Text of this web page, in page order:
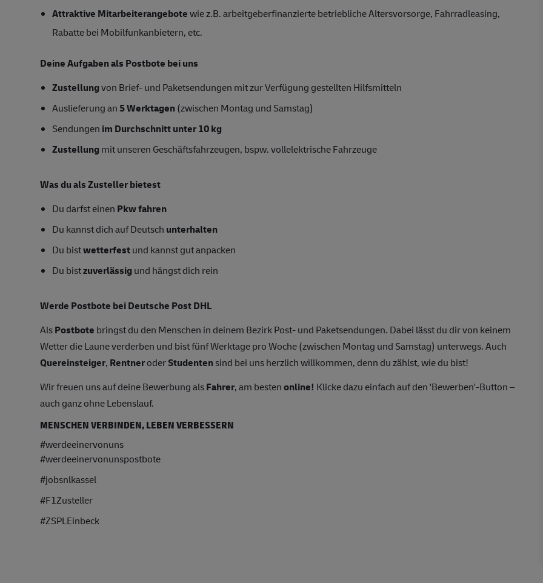
Attraktive Mitarbeiterangebotewie z.B. arbeitgeberfinanzierte betriebliche Altersvorsorge, Fahrradleasing,
Rabatte bei Mobilfunkanbietern, etc.
Deine Aufgaben als Postbote bei uns
Zustellungvon Brief- und Paketsendungen mit zur Verfügung gestellten Hilfsmitteln
Auslieferung an5 Werktagen(zwischen Montag und Samstag)
Sendungen im Durchschnitt unter 10 kg
Zustellung mit unseren Geschäftsfahrzeugen, bspw. vollelektrische Fahrzeuge
Was du als Zusteller bietest
Du darfst einen Pkw fahren
Du kannst dich auf Deutsch unterhalten
Du bistwetterfestund kannst gut anpacken
Du bistzuverlässig und hängst dich rein
Werde Postbote bei Deutsche Post DHL
AlsPostbote bringst du den Menschen in deinem Bezirk Post- und Paketsendungen. Dabei lässt du dir von keinem
Wetter die Laune verderben und bist fünf Werktage pro Woche (zwischen Montag und Samstag) unterwegs. Auch
Quereinsteiger, RentneroderStudentensind bei uns herzlich willkommen, denn du zählst, wie du bist!
Wir freuen uns auf deine Bewerbung alsFahrer, am bestenonline! Klicke dazu einfach auf den 'Bewerben'-Button –
auch ganz ohne Lebenslauf.
MENSCHEN VERBINDEN, LEBEN VERBESSERN
#werdeeinervonuns
#werdeeinervonunspostbote
#jobsnlkassel
#F1Zusteller
#ZSPLEinbeck